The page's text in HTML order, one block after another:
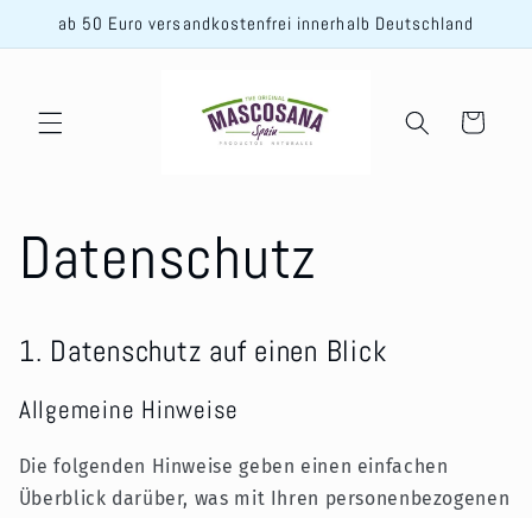
zum
Inhalt
ab 50 Euro versandkostenfrei innerhalb Deutschland
Warenkorb
Datenschutz
1. Datenschutz auf einen Blick
Allgemeine Hinweise
Die folgenden Hinweise geben einen einfachen
Überblick darüber, was mit Ihren personenbezogenen